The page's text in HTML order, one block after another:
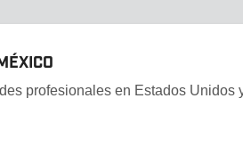
profesionales en Estados